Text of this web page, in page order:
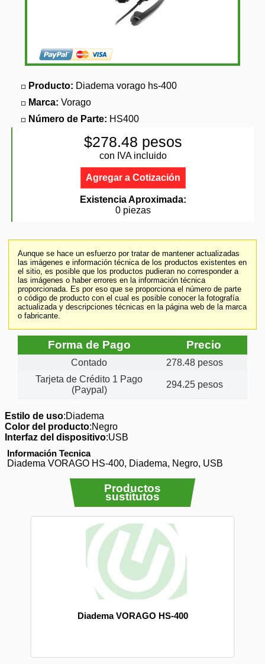
Producto: Diadema vorago hs-400
Marca: Vorago
Número de Parte: HS400
$278.48 pesos
con IVA incluido
Agregar a Cotización
Existencia Aproximada:
0 piezas
Aunque se hace un esfuerzo por tratar de mantener actualizadas
las imágenes e información técnica de los productos existentes en
el sitio, es posible que los productos pudieran no corresponder a
las imágenes o haber errores en la información técnica
proporcionada. Es por eso que se proporciona el número de parte
o código de producto con el cual es posible conocer la fotografía
actualizada y descripciones técnicas en la página web de la marca
o fabricante.
Forma de Pago Precio
Contado
278.48 pesos
Tarjeta de Crédito 1 Pago
(Paypal)
294.25 pesos
Estilo de uso:Diadema
Color del producto:Negro
Interfaz del dispositivo:USB
Información Tecnica
Diadema VORAGO HS-400, Diadema, Negro, USB
Productos
sustitutos
Diadema VORAGO HS-400